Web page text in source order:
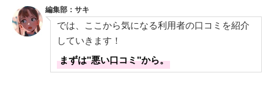
編集部：サキ
では、ここから気になる利用者の口コミを紹介
していきます！
まずは"悪い口コミ"から。